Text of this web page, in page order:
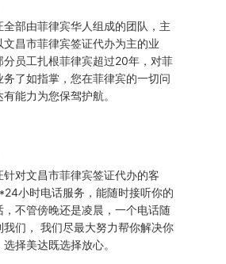
全部由菲律宾华人组成的团队，主
文昌市菲律宾签证代办为主的业
分员工扎根菲律宾超过20年，对菲
务了如指掌，您在菲律宾的一切问
能力为您保驾护航。
针对文昌市菲律宾签证代办的客
小时电话服务，能随时接听你的
，不管傍晚还是凌晨，一个电话随
我们， 我们尽最大努力帮你解决你
择美达既选择放心。